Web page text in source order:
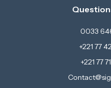
0033
+221 77
+221 77